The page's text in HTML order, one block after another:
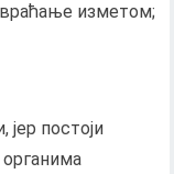
изметом;
постоји
органима